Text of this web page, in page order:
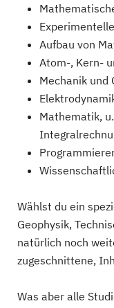
Aufbau von
Atom-, Kern-
Mechanik und
Mathematik,
Wählst du ein
Geophysik,
natürlich noch
zugeschnittene,
Was aber alle